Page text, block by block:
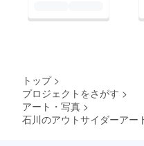
https://wa.me/
.com
トップ >
プロジェクトをさがす >
アート・写真 >
石川のアウトサイダーアー